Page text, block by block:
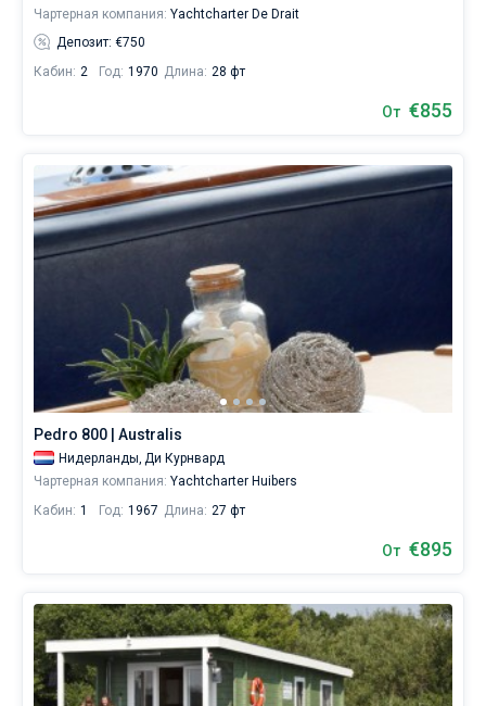
Чартерная компания: Yachtcharter De Drait
Депозит: €750
Кабин: 2 Год: 1970 Длина: 28 фт
От €855
Pedro 800 | Australis
Нидерланды, Ди Курнвард
Чартерная компания: Yachtcharter Huibers
Кабин: 1 Год: 1967 Длина: 27 фт
От €895